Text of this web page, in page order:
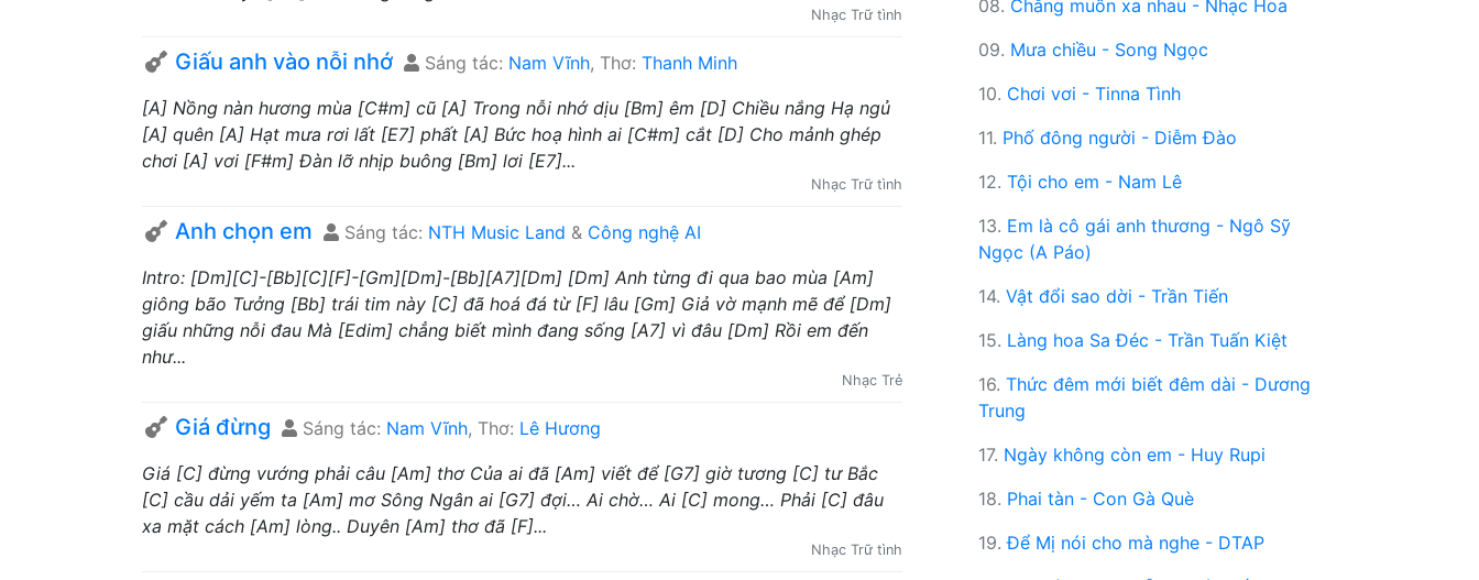
Nhạc Trữ tình
Giấu anh vào nỗi nhớ Sáng tác: Nam Vĩnh, Thơ: Thanh Minh
[A] Nồng nàn hương mùa [C#m] cũ [A] Trong nỗi nhớ dịu [Bm] êm [D] Chiều nắng Hạ ngủ
[A] quên [A] Hạt mưa rơi lất [E7] phất [A] Bức hoạ hình ai [C#m] cắt [D] Cho mảnh ghép
chơi [A] vơi [F#m] Đàn lỡ nhịp buông [Bm] lơi [E7]...
Nhạc Trữ tình
Anh chọn em Sáng tác: NTH Music Land & Công nghệ AI
Intro: [Dm][C]-[Bb][C][F]-[Gm][Dm]-[Bb][A7][Dm] [Dm] Anh từng đi qua bao mùa [Am]
giông bão Tưởng [Bb] trái tim này [C] đã hoá đá từ [F] lâu [Gm] Giả vờ mạnh mẽ để [Dm]
giấu những nỗi đau Mà [Edim] chẳng biết mình đang sống [A7] vì đâu [Dm] Rồi em đến
như...
Nhạc Trẻ
Giá đừng Sáng tác: Nam Vĩnh, Thơ: Lê Hương
Giá [C] đừng vướng phải câu [Am] thơ Của ai đã [Am] viết để [G7] giờ tương [C] tư Bắc
[C] cầu dải yếm ta [Am] mơ Sông Ngân ai [G7] đợi… Ai chờ… Ai [C] mong… Phải [C] đâu
xa mặt cách [Am] lòng.. Duyên [Am] thơ đã [F]...
Nhạc Trữ tình
08. Chẳng muốn xa nhau - Nhạc Hoa
09. Mưa chiều - Song Ngọc
10. Chơi vơi - Tinna Tình
11. Phố đông người - Diễm Đào
12. Tội cho em - Nam Lê
13. Em là cô gái anh thương - Ngô Sỹ
Ngọc (A Páo)
14. Vật đổi sao dời - Trần Tiến
15. Làng hoa Sa Đéc - Trần Tuấn Kiệt
16. Thức đêm mới biết đêm dài - Dương
Trung
17. Ngày không còn em - Huy Rupi
18. Phai tàn - Con Gà Què
19.Để Mị nói cho mà nghe - DTAP